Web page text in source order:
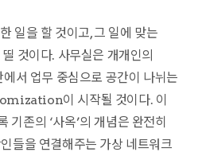
일을 할 것이고, 그 일에 맞는
것이다. 사무실은 개개인의
서 업무 중심으로 공간이 나뉘는
이 시작될 것이다. 이
기존의 ‘사옥’의 개념은 완전히
들을 연결해주는 가상 네트워크